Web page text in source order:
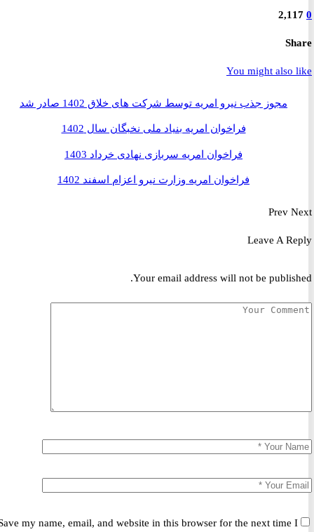
You might
مجوز جذب نیرو امریه توسط شرکت های خلاق 1402 صادر شد
فراخوان امریه بنیاد ملی نخبگان سال 1402
فراخوان امریه سربازی نهادی خرداد 1403
فراخوان امریه وزارت نیرو اعزام اسفند 1402
Prev
Leave A
Your email address will not be
Save my name, email, and website in this browser for the next time